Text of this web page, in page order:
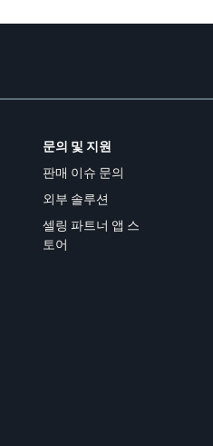
문의 및 지원
판매 이슈 문의
외부 솔루션
셀링 파트너 앱 스
토어